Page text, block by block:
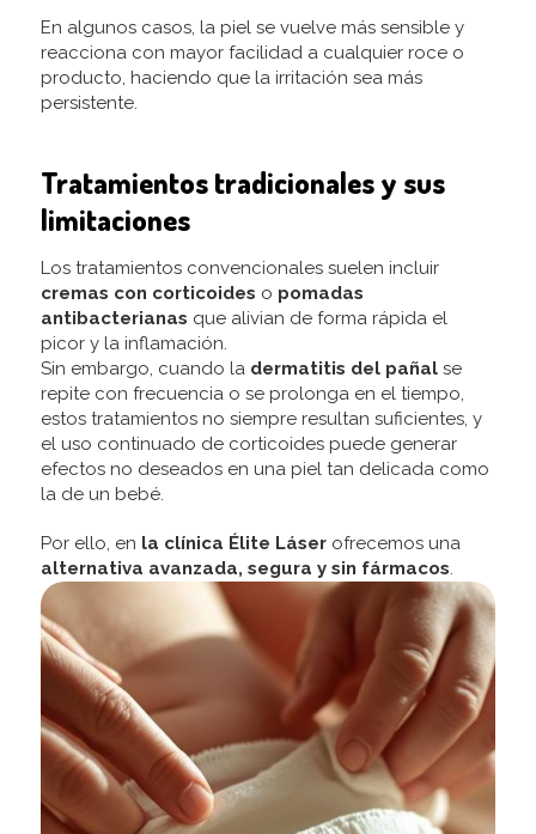
En algunos casos, la piel se vuelve más sensible y
reacciona con mayor facilidad a cualquier roce o
producto, haciendo que la irritación sea más
persistente.
Tratamientos tradicionales y sus
limitaciones
Los tratamientos convencionales suelen incluir
cremas con corticoides o pomadas
antibacterianas que alivian de forma rápida el
picor y la inflamación.
Sin embargo, cuando la dermatitis del pañalse
repite con frecuencia o se prolonga en el tiempo,
estos tratamientos no siempre resultan suficientes, y
el uso continuado de corticoides puede generar
efectos no deseados en una piel tan delicada como
la de un bebé.
Por ello, en la clínica Élite Láserofrecemos una
alternativa avanzada, segura y sin fármacos.